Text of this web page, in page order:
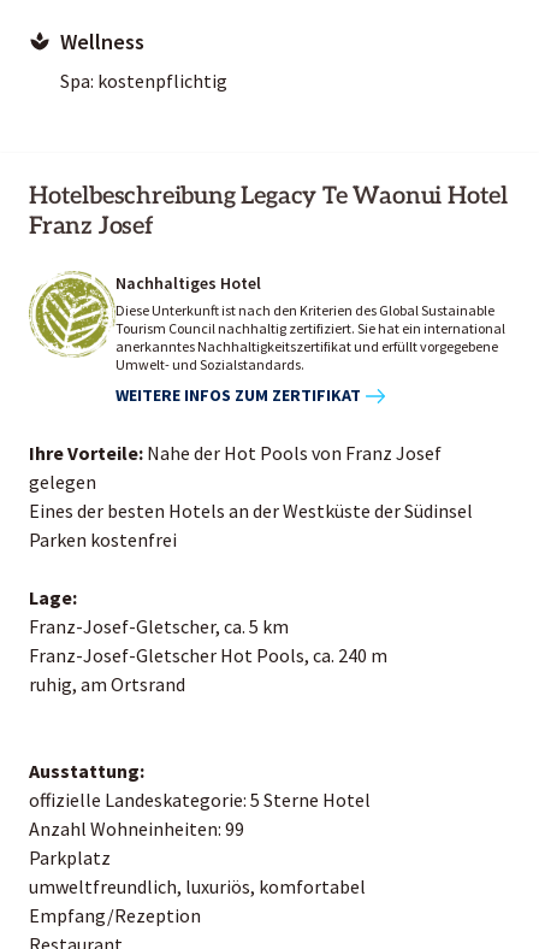
Wellness
Spa: kostenpflichtig
Hotelbeschreibung Legacy Te Waonui Hotel
Franz Josef
Nachhaltiges Hotel
Diese Unterkunft ist nach den Kriterien des Global Sustainable
Tourism Council nachhaltig zertifiziert. Sie hat ein international
anerkanntes Nachhaltigkeitszertifikat und erfüllt vorgegebene
Umwelt- und Sozialstandards.
WEITERE INFOS ZUM ZERTIFIKAT
Ihre Vorteile: Nahe der Hot Pools von Franz Josef
gelegen
Eines der besten Hotels an der Westküste der Südinsel
Parken kostenfrei
Lage:
Franz-Josef-Gletscher, ca. 5 km
Franz-Josef-Gletscher Hot Pools, ca. 240 m
ruhig, am Ortsrand
Ausstattung:
offizielle Landeskategorie: 5 Sterne Hotel
Anzahl Wohneinheiten: 99
Parkplatz
umweltfreundlich, luxuriös, komfortabel
Empfang/Rezeption
Restaurant